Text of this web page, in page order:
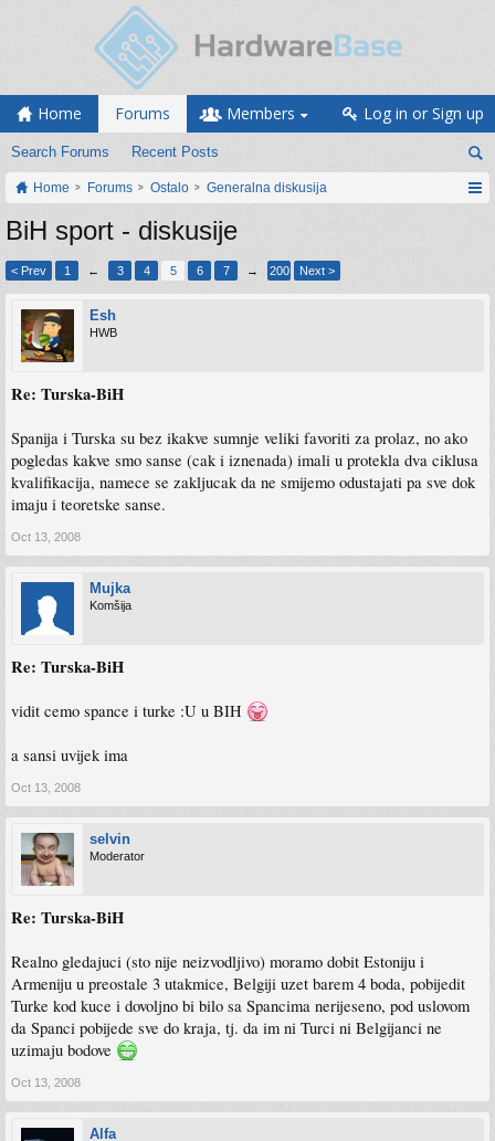
Home Forums
Search Forums Recent Posts
Members Log in or Sign up
Home Forums Ostalo Generalna diskusija
BiH sport - diskusije
< Prev 1 ← 3 4 5 6 7 → 200 Next >
Esh
HWB
Re: Turska-BiH
Spanija i Turska su bez ikakve sumnje veliki favoriti za prolaz, no ako
pogledas kakve smo sanse (cak i iznenada) imali u protekla dva ciklusa
kvalifikacija, namece se zakljucak da ne smijemo odustajati pa sve dok
imaju i teoretske sanse.
Oct 13, 2008
Mujka
Komšija
Re: Turska-BiH
vidit cemo spance i turke :U u BIH
a sansi uvijek ima
Oct 13, 2008
selvin
Moderator
Re: Turska-BiH
Realno gledajuci (sto nije neizvodljivo) moramo dobit Estoniju i
Armeniju u preostale 3 utakmice, Belgiji uzet barem 4 boda, pobijedit
Turke kod kuce i dovoljno bi bilo sa Spancima nerijeseno, pod uslovom
da Spanci pobijede sve do kraja, tj. da im ni Turci ni Belgijanci ne
uzimaju bodove
Oct 13, 2008
Alfa